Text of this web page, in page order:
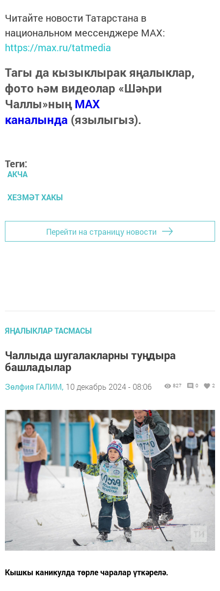
Читайте новости Татарстана в
национальном мессенджере MАХ:
https://max.ru/tatmedia
Тагы да кызыклырак яңалыклар,
фото һәм видеолар «Шәһри
Чаллы»ныңMAX
каналында (язылыгыз).
Теги:
АКЧА
ХЕЗМӘТ ХАКЫ
Перейти на страницу новости
ЯҢАЛЫКЛАР ТАСМАСЫ
Чаллыда шугалакларны туңдыра
башладылар
Зөлфия ГАЛИМ, 10 декабрь 2024 - 08:06 827 0 2
Кышкы каникулда төрле чаралар үткәрелә.